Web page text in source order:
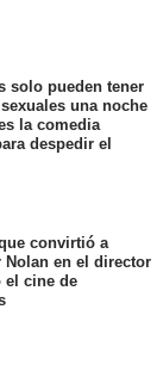
solo pueden tener
una noche
la comedia
despedir el
convirtió a
Nolan en el director
el cine de